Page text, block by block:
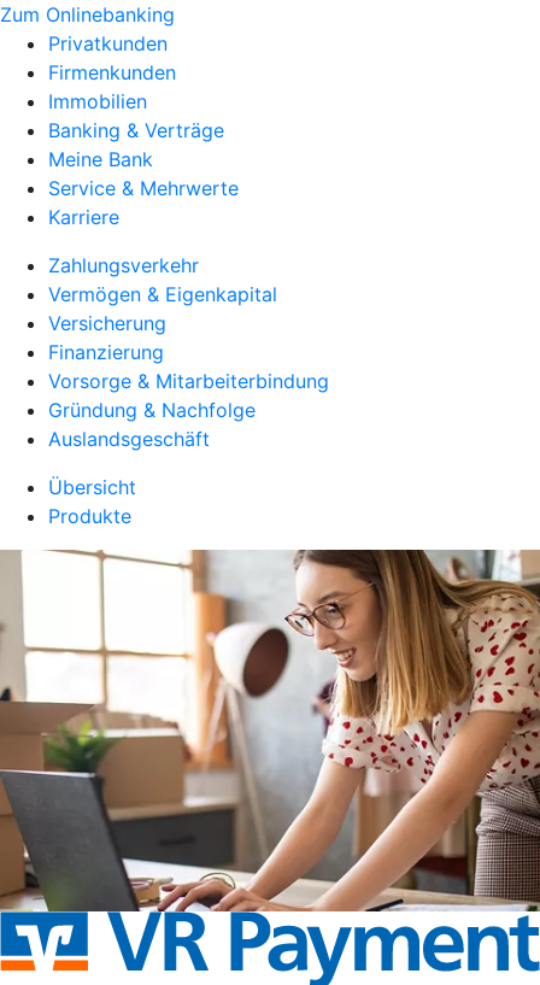
Zum Onlinebanking
Privatkunden
Firmenkunden
Immobilien
Banking & Verträge
Meine Bank
Service & Mehrwerte
Karriere
Zahlungsverkehr
Vermögen & Eigenkapital
Versicherung
Finanzierung
Vorsorge & Mitarbeiterbindung
Gründung & Nachfolge
Auslandsgeschäft
Übersicht
Produkte